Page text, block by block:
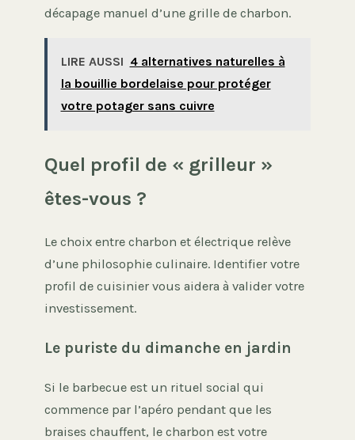
décapage manuel d’une grille de charbon.
LIRE AUSSI 4 alternatives naturelles à
la bouillie bordelaise pour protéger
votre potager sans cuivre
Quel profil de « grilleur »
êtes-vous ?
Le choix entre charbon et électrique relève
d’une philosophie culinaire. Identifier votre
profil de cuisinier vous aidera à valider votre
investissement.
Le puriste du dimanche en jardin
Si le barbecue est un rituel social qui
commence par l’apéro pendant que les
braises chauffent, le charbon est votre